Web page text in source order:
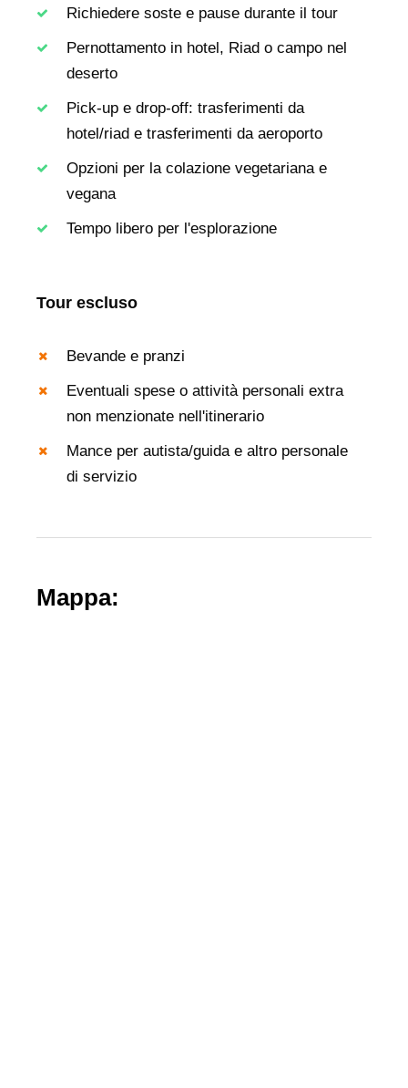
Richiedere soste e pause durante il tour
Pernottamento in hotel, Riad o campo nel
deserto
Pick-up e drop-off: trasferimenti da
hotel/riad e trasferimenti da aeroporto
Opzioni per la colazione vegetariana e
vegana
Tempo libero per l'esplorazione
Tour escluso
Bevande e pranzi
Eventuali spese o attività personali extra
non menzionate nell'itinerario
Mance per autista/guida e altro personale
di servizio
Mappa: